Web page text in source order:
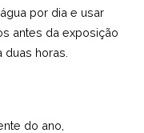
por dia e usar
antes da exposição
horas.
do ano,